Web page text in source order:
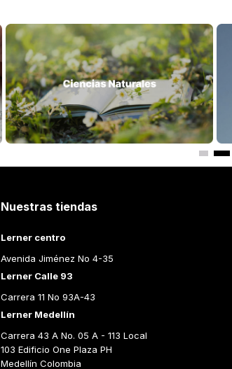
Nuestras tiendas
Lerner centro
Avenida Jiménez No 4-35
Lerner Calle 93
Carrera 11 No 93A-43
Lerner Medellín
Carrera 43 A No. 05 A - 113 Local
103 Edificio One Plaza PH
Medellín Colombia